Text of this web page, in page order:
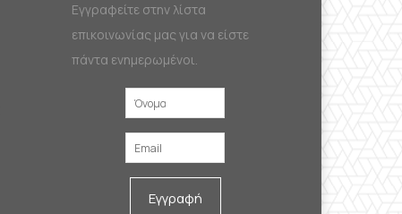
Εγγραφείτε στην λίστα
επικοινωνίας μας για να είστε
πάντα ενημερωμένοι.
Εγγραφή